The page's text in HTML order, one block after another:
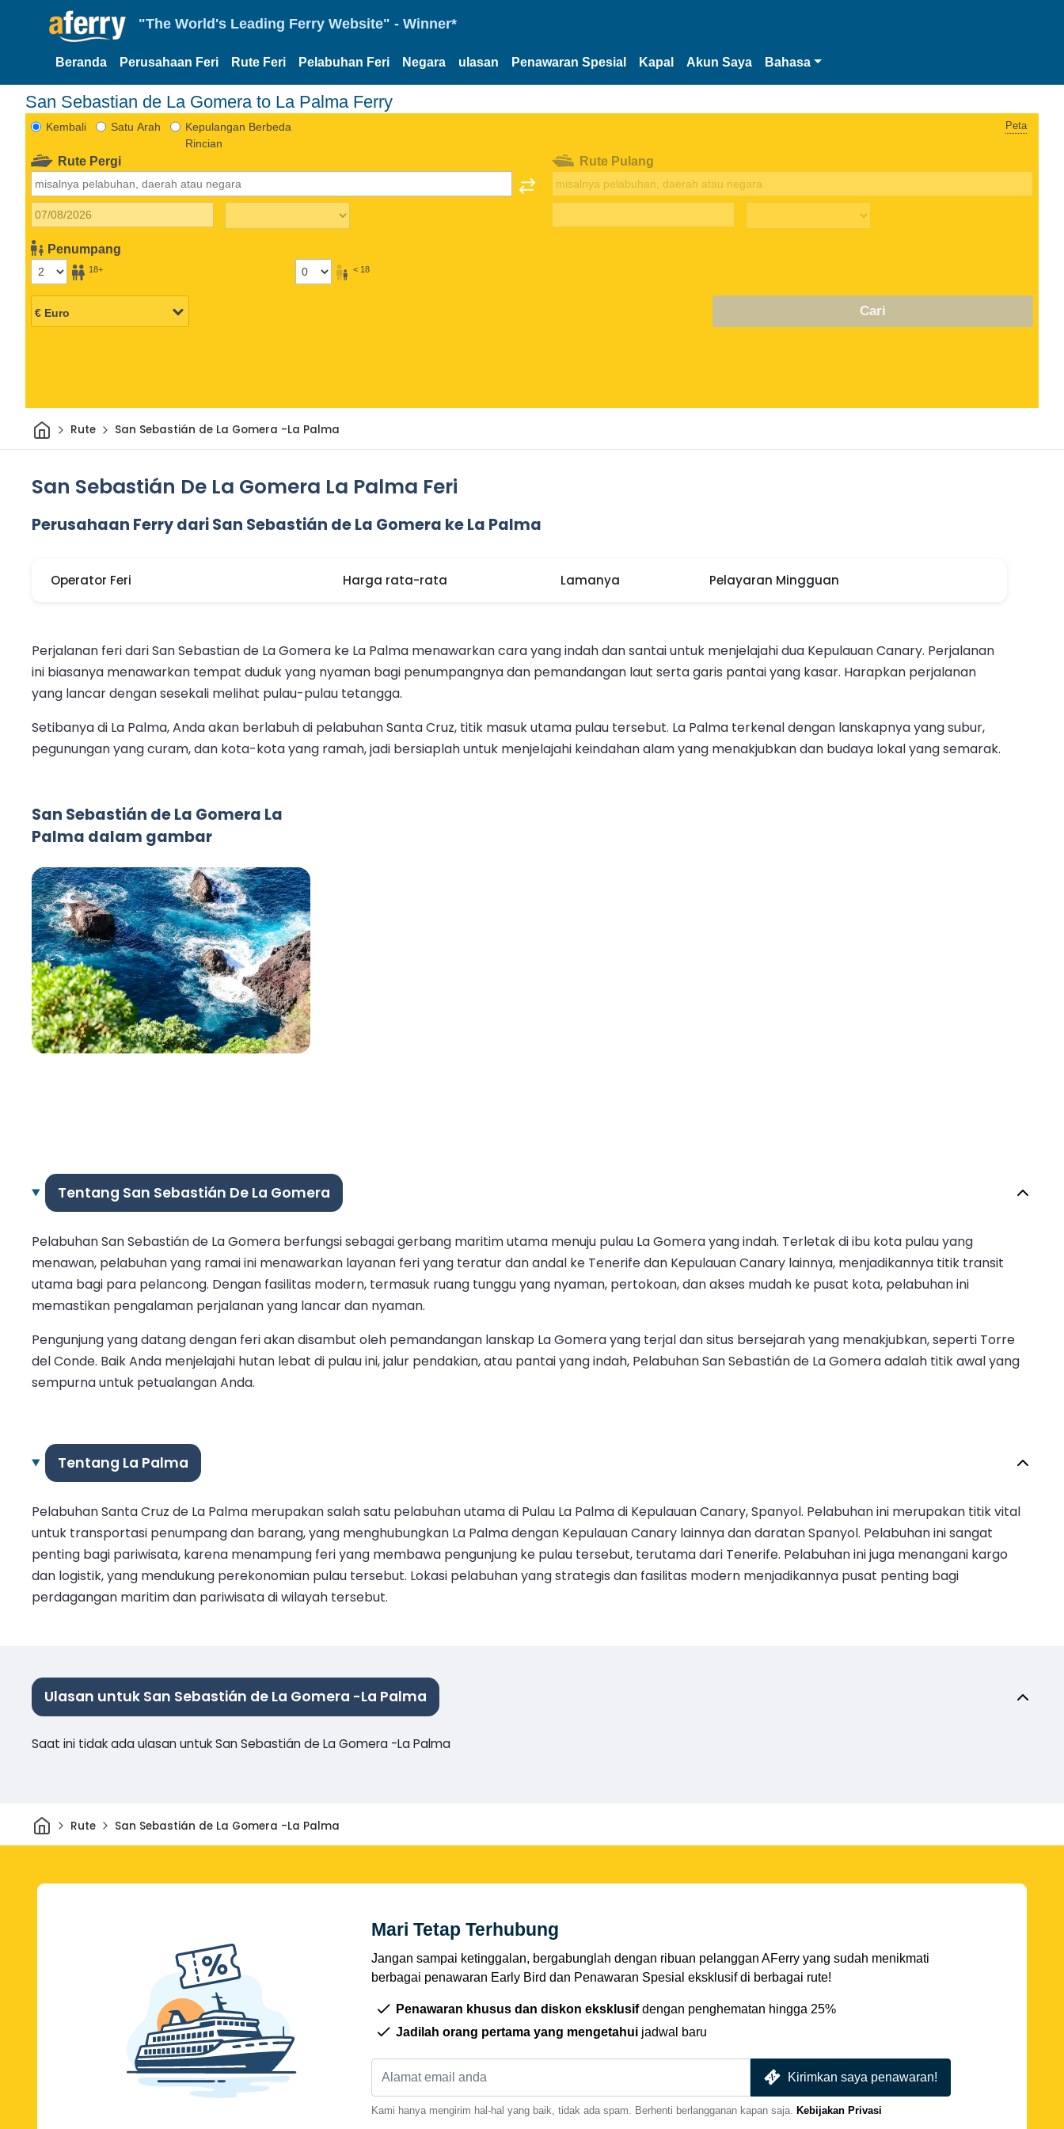
"The World's Leading Ferry Website" - Winner*
Beranda Perusahaan Feri Rute Feri Pelabuhan Feri Negara ulasan Penawaran Spesial Kapal Akun Saya Bahasa
San Sebastian de La Gomera to La Palma Ferry
Kembali Satu Arah
Kepulangan Berbeda
Rincian
Peta
Rute Pergi
Penumpang
18+ < 18
Rute Pulang
Cari
Rumah
Rute San Sebastián de La Gomera -La Palma
San Sebastián De La Gomera La Palma Feri
Perusahaan Ferry dari San Sebastián de La Gomera ke La Palma
Operator Feri Harga rata-rata Lamanya Pelayaran Mingguan
Perjalanan feri dari San Sebastian de La Gomera ke La Palma menawarkan cara yang indah dan santai untuk menjelajahi dua Kepulauan Canary. Perjalanan
ini biasanya menawarkan tempat duduk yang nyaman bagi penumpangnya dan pemandangan laut serta garis pantai yang kasar. Harapkan perjalanan
yang lancar dengan sesekali melihat pulau-pulau tetangga.
Setibanya di La Palma, Anda akan berlabuh di pelabuhan Santa Cruz, titik masuk utama pulau tersebut. La Palma terkenal dengan lanskapnya yang subur,
pegunungan yang curam, dan kota-kota yang ramah, jadi bersiaplah untuk menjelajahi keindahan alam yang menakjubkan dan budaya lokal yang semarak.
San Sebastián de La Gomera La
Palma dalam gambar
Tentang San Sebastián De La Gomera
Pelabuhan San Sebastián de La Gomera berfungsi sebagai gerbang maritim utama menuju pulau La Gomera yang indah. Terletak di ibu kota pulau yang
menawan, pelabuhan yang ramai ini menawarkan layanan feri yang teratur dan andal ke Tenerife dan Kepulauan Canary lainnya, menjadikannya titik transit
utama bagi para pelancong. Dengan fasilitas modern, termasuk ruang tunggu yang nyaman, pertokoan, dan akses mudah ke pusat kota, pelabuhan ini
memastikan pengalaman perjalanan yang lancar dan nyaman.
Pengunjung yang datang dengan feri akan disambut oleh pemandangan lanskap La Gomera yang terjal dan situs bersejarah yang menakjubkan, seperti Torre
del Conde. Baik Anda menjelajahi hutan lebat di pulau ini, jalur pendakian, atau pantai yang indah, Pelabuhan San Sebastián de La Gomera adalah titik awal yang
sempurna untuk petualangan Anda.
Tentang La Palma
Pelabuhan Santa Cruz de La Palma merupakan salah satu pelabuhan utama di Pulau La Palma di Kepulauan Canary, Spanyol. Pelabuhan ini merupakan titik vital
untuk transportasi penumpang dan barang, yang menghubungkan La Palma dengan Kepulauan Canary lainnya dan daratan Spanyol. Pelabuhan ini sangat
penting bagi pariwisata, karena menampung feri yang membawa pengunjung ke pulau tersebut, terutama dari Tenerife. Pelabuhan ini juga menangani kargo
dan logistik, yang mendukung perekonomian pulau tersebut. Lokasi pelabuhan yang strategis dan fasilitas modern menjadikannya pusat penting bagi
perdagangan maritim dan pariwisata di wilayah tersebut.
Ulasan untuk San Sebastián de La Gomera -La Palma
Saat ini tidak ada ulasan untuk San Sebastián de La Gomera -La Palma
Rumah
Rute San Sebastián de La Gomera -La Palma
Mari Tetap Terhubung
Jangan sampai ketinggalan, bergabunglah dengan ribuan pelanggan AFerry yang sudah menikmati
berbagai penawaran Early Bird dan Penawaran Spesial eksklusif di berbagai rute!
Penawaran khusus dan diskon eksklusifdengan penghematan hingga 25%
Jadilah orang pertama yang mengetahui jadwal baru
Kirimkan saya penawaran!
Kami hanya mengirim hal-hal yang baik, tidak ada spam. Berhenti berlangganan kapan saja. Kebijakan Privasi